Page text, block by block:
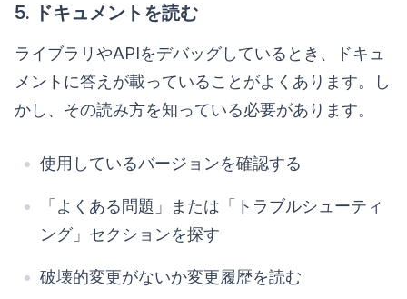
5. ドキュメントを読む
ライブラリやAPIをデバッグしているとき、ドキュ
メントに答えが載っていることがよくあります。し
かし、その読み方を知っている必要があります。
使用しているバージョンを確認する
「よくある問題」または「トラブルシューティ
ング」セクションを探す
破壊的変更がないか変更履歴を読む